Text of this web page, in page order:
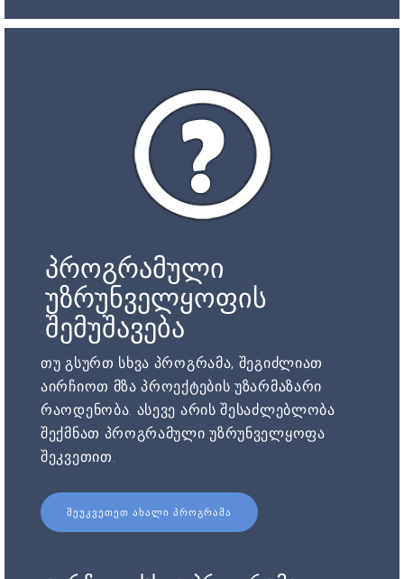
პროგრამული
უზრუნველყოფის
შემუშავება
თუ გსურთ სხვა პროგრამა, შეგიძლიათ
აირჩიოთ მზა პროექტების უზარმაზარი
რაოდენობა. ასევე არის შესაძლებლობა
შექმნათ პროგრამული უზრუნველყოფა
შეკვეთით.
ᲨᲔᲣᲙᲕᲔᲗᲔᲗ ᲐᲮᲐᲚᲘ ᲞᲠᲝᲒᲠᲐᲛᲐ